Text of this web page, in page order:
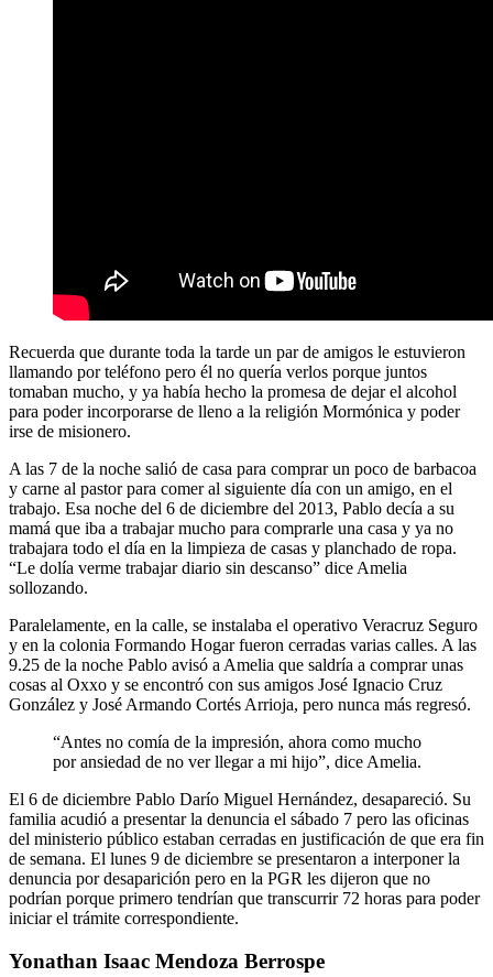
Recuerda que durante toda la tarde un par de amigos le estuvieron
llamando por teléfono pero él no quería verlos porque juntos
tomaban mucho, y ya había hecho la promesa de dejar el alcohol
para poder incorporarse de lleno a la religión Mormónica y poder
irse de misionero.
A las 7 de la noche salió de casa para comprar un poco de barbacoa
y carne al pastor para comer al siguiente día con un amigo, en el
trabajo. Esa noche del 6 de diciembre del 2013, Pablo decía a su
mamá que iba a trabajar mucho para comprarle una casa y ya no
trabajara todo el día en la limpieza de casas y planchado de ropa.
“Le dolía verme trabajar diario sin descanso” dice Amelia
sollozando.
Paralelamente, en la calle, se instalaba el operativo Veracruz Seguro
y en la colonia Formando Hogar fueron cerradas varias calles. A las
9.25 de la noche Pablo avisó a Amelia que saldría a comprar unas
cosas al Oxxo y se encontró con sus amigos José Ignacio Cruz
González y José Armando Cortés Arrioja, pero nunca más regresó.
“Antes no comía de la impresión, ahora como mucho
por ansiedad de no ver llegar a mi hijo”, dice Amelia.
El 6 de diciembre Pablo Darío Miguel Hernández, desapareció. Su
familia acudió a presentar la denuncia el sábado 7 pero las oficinas
del ministerio público estaban cerradas en justificación de que era fin
de semana. El lunes 9 de diciembre se presentaron a interponer la
denuncia por desaparición pero en la PGR les dijeron que no
podrían porque primero tendrían que transcurrir 72 horas para poder
iniciar el trámite correspondiente.
Yonathan Isaac Mendoza Berrospe